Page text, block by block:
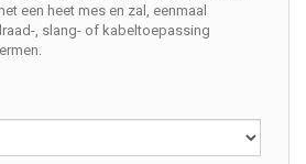
een heet mes en zal, eenmaal
, slang- of kabeltoepassing